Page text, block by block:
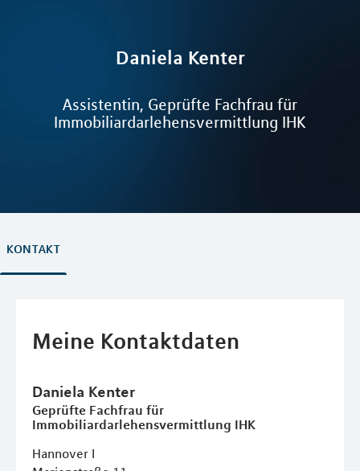
Daniela Kenter
Assistentin, Geprüfte Fachfrau für
Immobiliardarlehensvermittlung IHK
KONTAKT
Meine Kontaktdaten
Daniela Kenter
Geprüfte Fachfrau für
Immobiliardarlehensvermittlung IHK
Hannover I